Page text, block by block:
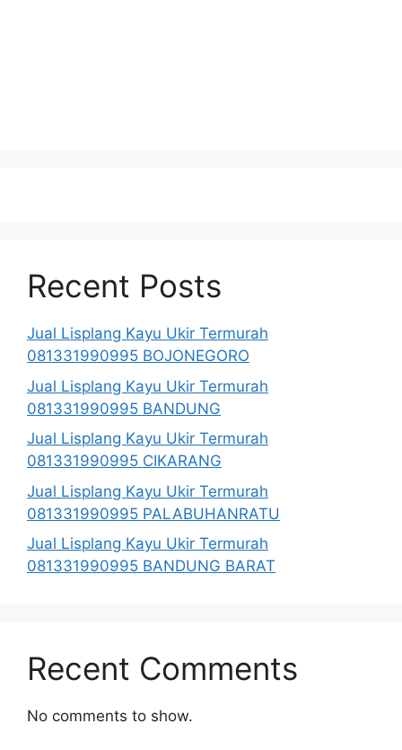
Recent Posts
Jual Lisplang Kayu Ukir Termurah
081331990995 BOJONEGORO
Jual Lisplang Kayu Ukir Termurah
081331990995 BANDUNG
Jual Lisplang Kayu Ukir Termurah
081331990995 CIKARANG
Jual Lisplang Kayu Ukir Termurah
081331990995 PALABUHANRATU
Jual Lisplang Kayu Ukir Termurah
081331990995 BANDUNG BARAT
Recent Comments
No comments to show.